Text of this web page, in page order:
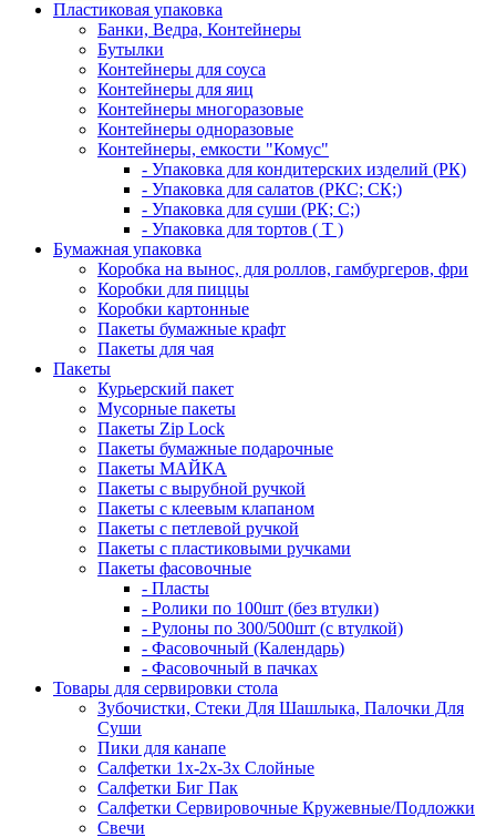
Пластиковая упаковка
Банки, Ведра, Контейнеры
Бутылки
Контейнеры для соуса
Контейнеры для яиц
Контейнеры многоразовые
Контейнеры одноразовые
Контейнеры, емкости "Комус"
- Упаковка для кондитерских изделий (РК)
- Упаковка для салатов (РКС; СК;)
- Упаковка для суши (РК; С;)
- Упаковка для тортов ( Т )
Бумажная упаковка
Коробка на вынос, для роллов, гамбургеров, фри
Коробки для пиццы
Коробки картонные
Пакеты бумажные крафт
Пакеты для чая
Пакеты
Курьерский пакет
Мусорные пакеты
Пакеты Zip Lock
Пакеты бумажные подарочные
Пакеты МАЙКА
Пакеты с вырубной ручкой
Пакеты с клеевым клапаном
Пакеты с петлевой ручкой
Пакеты с пластиковыми ручками
Пакеты фасовочные
- Пласты
- Ролики по 100шт (без втулки)
- Рулоны по 300/500шт (с втулкой)
- Фасовочный (Календарь)
- Фасовочный в пачках
Товары для сервировки стола
Зубочистки, Стеки Для Шашлыка, Палочки Для
Суши
Пики для канапе
Салфетки 1х-2х-3х Слойные
Салфетки Биг Пак
Салфетки Сервировочные Кружевные/Подложки
Свечи